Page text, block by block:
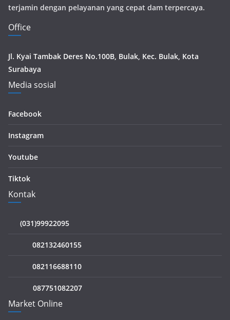
terjamin dengan pelayanan yang cepat dam terpercaya.
Office
Jl. Kyai Tambak Deres No.100B, Bulak, Kec. Bulak, Kota
Surabaya
Media sosial
Facebook
Instagram
Youtube
Tiktok
Kontak
(031)99922095
082132460155
082116688110
087751082207
Market Online